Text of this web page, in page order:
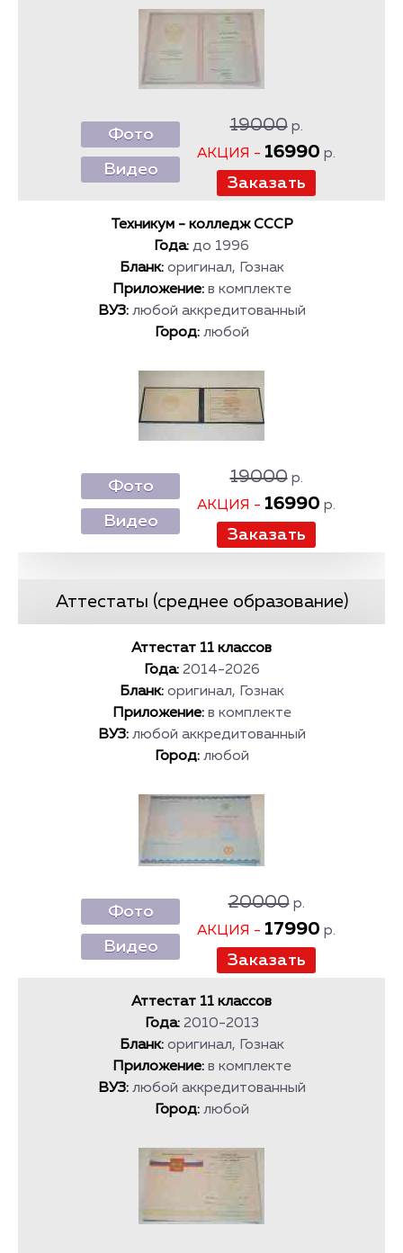
Фото
Видео
19000р.
АКЦИЯ - 16990 р.
Техникум - колледж СССР
Года: до 1996
Бланк: оригинал, Гознак
Приложение: в комплекте
ВУЗ: любой аккредитованный
Город: любой
Фото
Видео
19000р.
АКЦИЯ - 16990 р.
Аттестаты (среднее образование)
Аттестат 11 классов
Года: 2014-2026
Бланк: оригинал, Гознак
Приложение: в комплекте
ВУЗ: любой аккредитованный
Город: любой
Фото
Видео
20000р.
АКЦИЯ - 17990 р.
Аттестат 11 классов
Года: 2010-2013
Бланк: оригинал, Гознак
Приложение: в комплекте
ВУЗ: любой аккредитованный
Город: любой